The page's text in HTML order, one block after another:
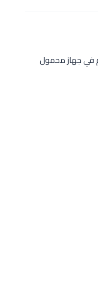
في جهاز محمول